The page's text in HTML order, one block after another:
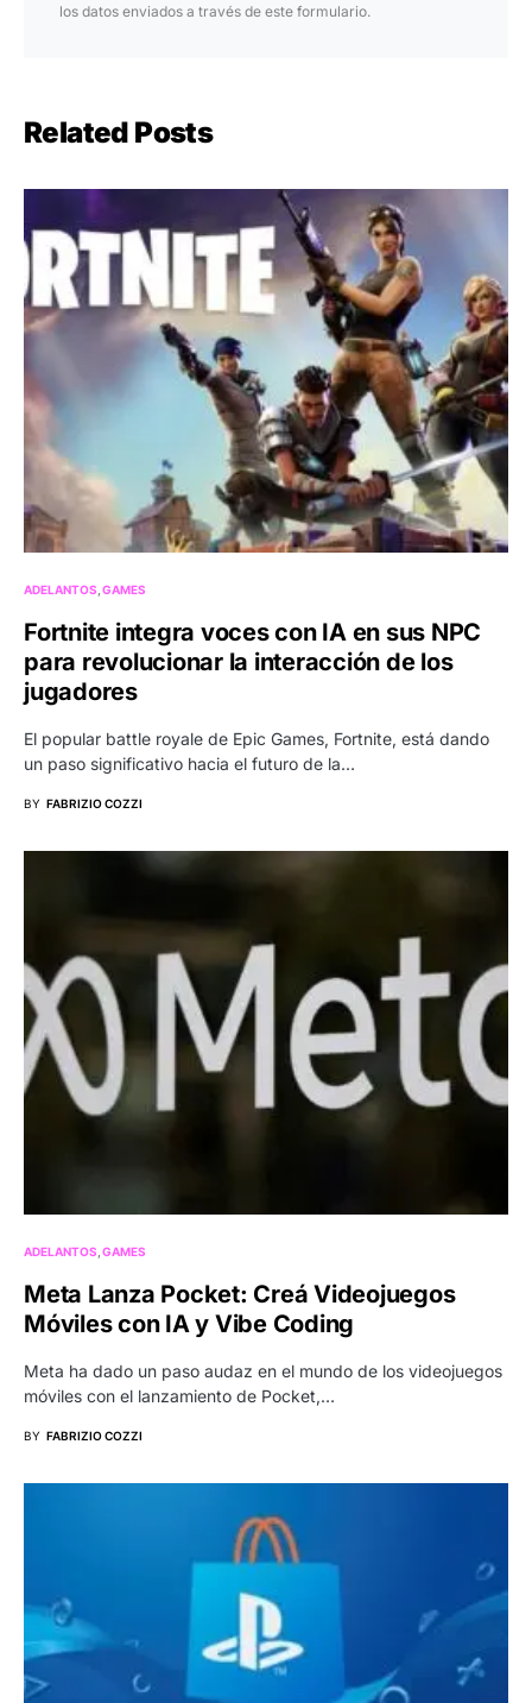
los datos enviados a través de este formulario.
Related Posts
ADELANTOS GAMES
Fortnite integra voces con IA en sus NPC
para revolucionar la interacción de los
jugadores
El popular battle royale de Epic Games, Fortnite, está dando
un paso significativo hacia el futuro de la…
BY FABRIZIO COZZI
ADELANTOS GAMES
Meta Lanza Pocket: Creá Videojuegos
Móviles con IA y Vibe Coding
Meta ha dado un paso audaz en el mundo de los videojuegos
móviles con el lanzamiento de Pocket,…
BY FABRIZIO COZZI